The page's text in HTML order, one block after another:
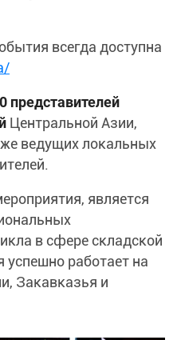
всегда доступна
представителей
Центральной Азии,
ведущих локальных
является
в сфере складской
работает на
Закавказья и